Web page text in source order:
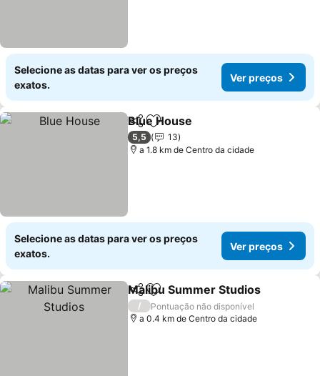
Selecione as datas para ver os preços
exatos.
Ver preços
PartilharAdicionar aos favoritos
Blue House
5,5
13
a 1.8 km de Centro da cidade
Selecione as datas para ver os preços
exatos.
Ver preços
PartilharAdicionar aos favoritos
Malibu Summer Studios
/
Pontuação não disponível
a 0.4 km de Centro da cidade